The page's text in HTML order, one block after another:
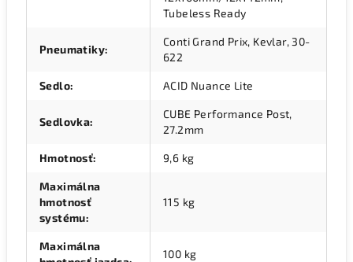
Tubeless Ready
Pneumatiky:
Conti Grand Prix, Kevlar, 30-
622
Sedlo: ACID Nuance Lite
Sedlovka:
CUBE Performance Post,
27.2mm
Hmotnosť: 9,6 kg
Maximálna
hmotnosť
systému:
115 kg
Maximálna
100 kg